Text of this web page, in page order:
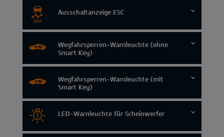
Ausschaltanzeige ESC
Wegfahrsperren-Warnleuchte (ohne
Smart Key)
Wegfahrsperren-Warnleuchte (mit
Smart Key)
LED-Warnleuchte für Scheinwerfer